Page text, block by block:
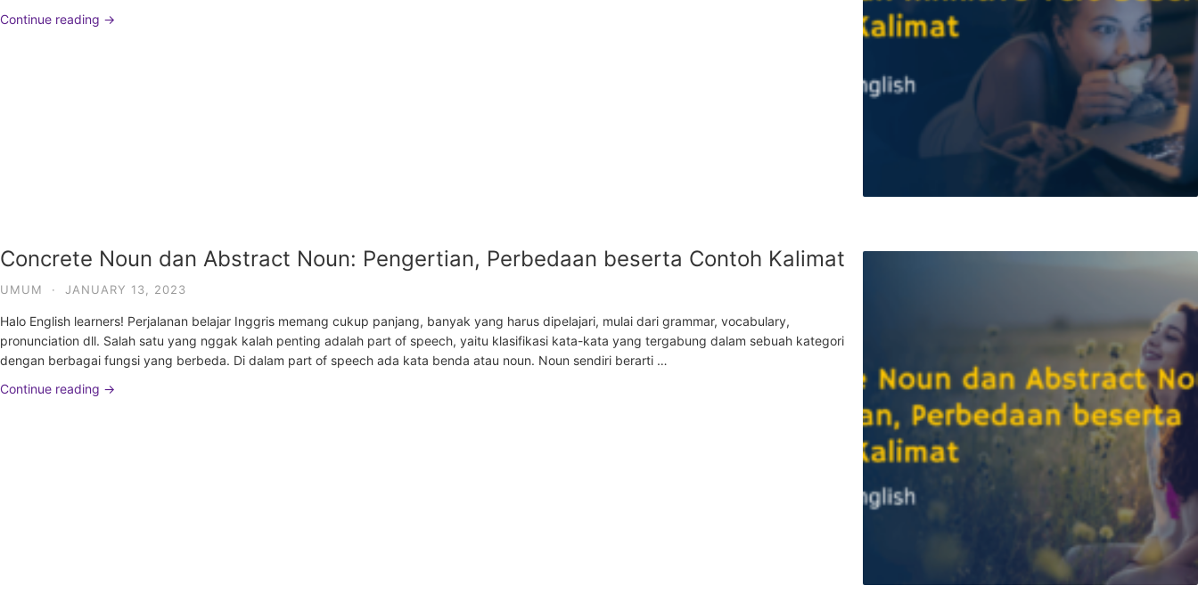
Continue reading →
Concrete Noun dan Abstract Noun: Pengertian, Perbedaan beserta Contoh Kalimat
UMUM · JANUARY 13, 2023
Halo English learners! Perjalanan belajar Inggris memang cukup panjang, banyak yang harus dipelajari, mulai dari grammar, vocabulary,
pronunciation dll. Salah satu yang nggak kalah penting adalah part of speech, yaitu klasifikasi kata-kata yang tergabung dalam sebuah kategori
dengan berbagai fungsi yang berbeda. Di dalam part of speech ada kata benda atau noun. Noun sendiri berarti …
Continue reading →